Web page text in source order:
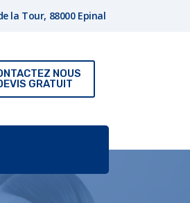
la Tour, 88000 Epinal
NOUS
GRATUIT